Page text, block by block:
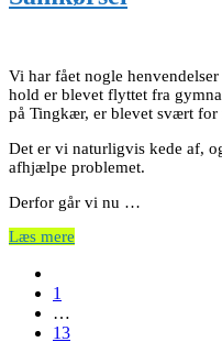
Vi har fået nogle
hold er blevet flyttet fra
på Tingkær, er blevet svært
Det er vi naturligvis kede af,
afhjælpe problemet.
Derfor går vi nu …
Læs mere
1
…
13